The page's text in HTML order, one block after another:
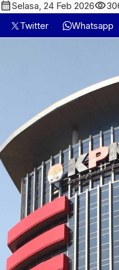
calendar_monthSelasa, 24 Feb 2026visibility
Twitter Whatsapp